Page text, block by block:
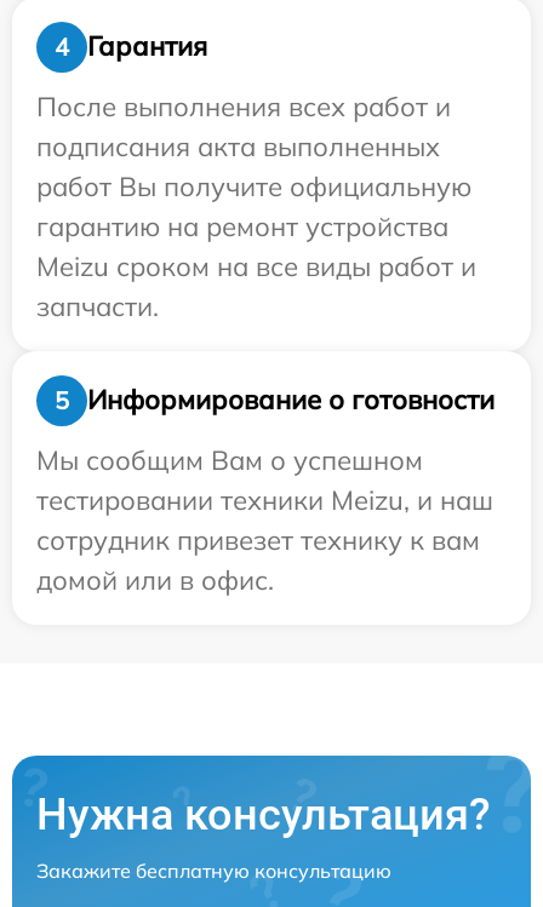
4
Гарантия
После выполнения всех работ и
подписания акта выполненных
работ Вы получите официальную
гарантию на ремонт устройства
Meizu сроком на все виды работ и
запчасти.
5
Информирование о готовности
Мы сообщим Вам о успешном
тестировании техники Meizu, и наш
сотрудник привезет технику к вам
домой или в офис.
Нужна консультация?
Закажите бесплатную консультацию